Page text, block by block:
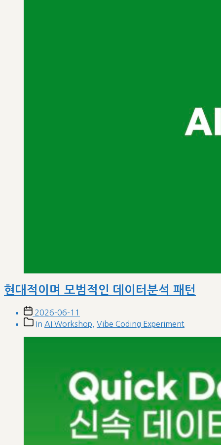
현대적이며 모범적인 데이터분석 패턴
Post
date
2026-06-11
PostIn AI Workshop Vibe Coding Experiment